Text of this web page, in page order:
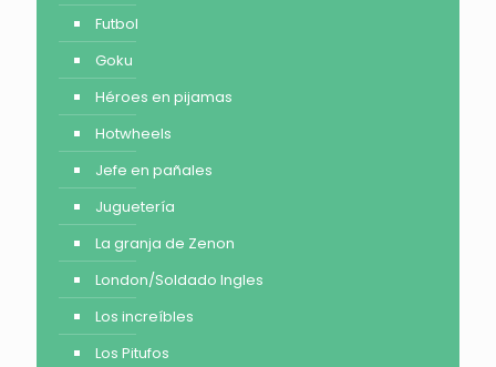
Futbol
Goku
Héroes en pijamas
Hotwheels
Jefe en pañales
Juguetería
La granja de Zenon
London/Soldado Ingles
Los increíbles
Los Pitufos